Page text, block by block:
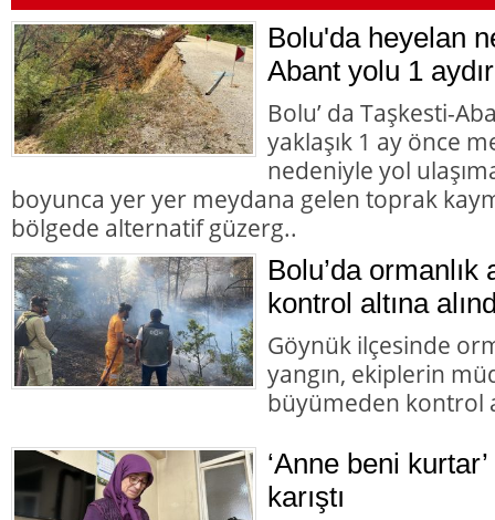
Bolu'da heyelan
Abant yolu 1
Bolu’ da Taşkesti-
yaklaşık 1 ay önce
nedeniyle yol
boyunca yer yer meydana gelen toprak
bölgede alternatif güzerg..
Bolu’da ormanlık
kontrol altına
Göynük ilçesinde
yangın, ekiplerin
büyümeden kontrol
‘Anne beni
karıştı